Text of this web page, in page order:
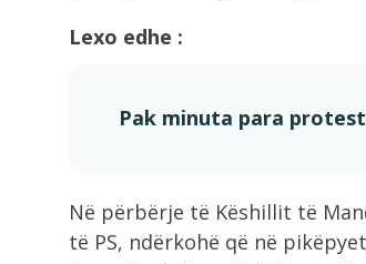
Lexo edhe :
Pak minuta para
Në përbërje të Këshillit të
të PS, ndërkohë që në
8:21